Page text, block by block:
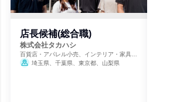
店長候補(総合職)
株式会社タカハシ
百貨店・アパレル小売、インテリア・家具小
売、小売・卸売・商社
埼玉県、千葉県、東京都、山梨県